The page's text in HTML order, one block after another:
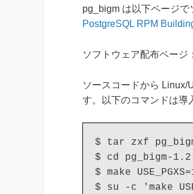
pg_bigm は以下ページ
PostgreSQL RPM
ソフトウェア配布ページ
ソースコードから Linux/
す。以下のコマンドは導
$ tar zxf
$ cd pg_bigm-
$ make